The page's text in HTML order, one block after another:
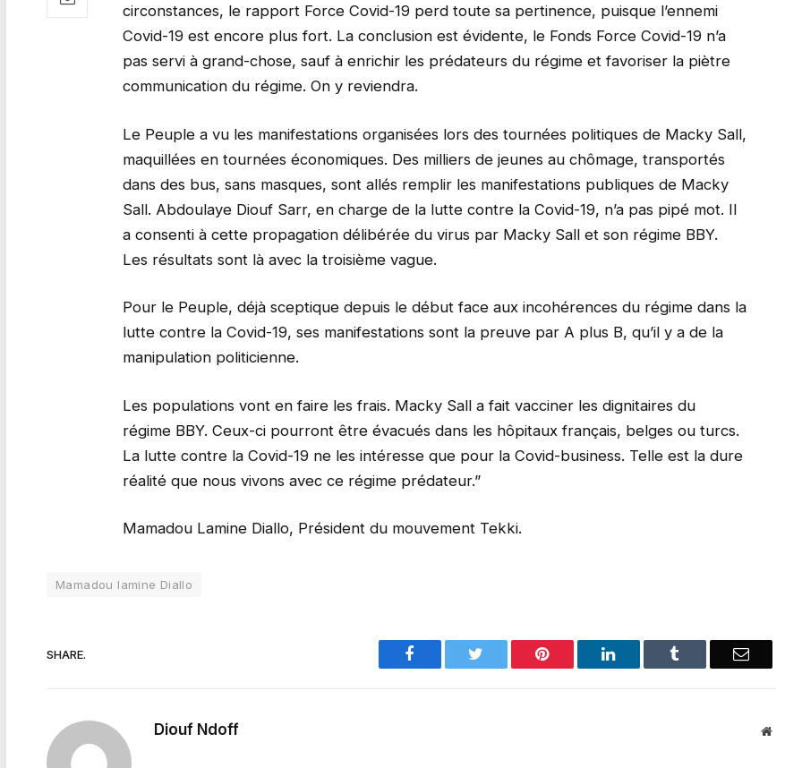
circonstances, le rapport Force Covid-19 perd toute sa pertinence, puisque l’ennemi
Covid-19 est encore plus fort. La conclusion est évidente, le Fonds Force Covid-19 n’a
pas servi à grand-chose, sauf à enrichir les prédateurs du régime et favoriser la piètre
communication du régime. On y reviendra.
Le Peuple a vu les manifestations organisées lors des tournées politiques de Macky Sall,
maquillées en tournées économiques. Des milliers de jeunes au chômage, transportés
dans des bus, sans masques, sont allés remplir les manifestations publiques de Macky
Sall. Abdoulaye Diouf Sarr, en charge de la lutte contre la Covid-19, n’a pas pipé mot. Il
a consenti à cette propagation délibérée du virus par Macky Sall et son régime BBY.
Les résultats sont là avec la troisième vague.
Pour le Peuple, déjà sceptique depuis le début face aux incohérences du régime dans la
lutte contre la Covid-19, ses manifestations sont la preuve par A plus B, qu’il y a de la
manipulation politicienne.
Les populations vont en faire les frais. Macky Sall a fait vacciner les dignitaires du
régime BBY. Ceux-ci pourront être évacués dans les hôpitaux français, belges ou turcs.
La lutte contre la Covid-19 ne les intéresse que pour la Covid-business. Telle est la dure
réalité que nous vivons avec ce régime prédateur.”
Mamadou Lamine Diallo, Président du mouvement Tekki.
Mamadou lamine Diallo
SHARE. Facebook Pinterest LinkedIn Email
Diouf Ndoff